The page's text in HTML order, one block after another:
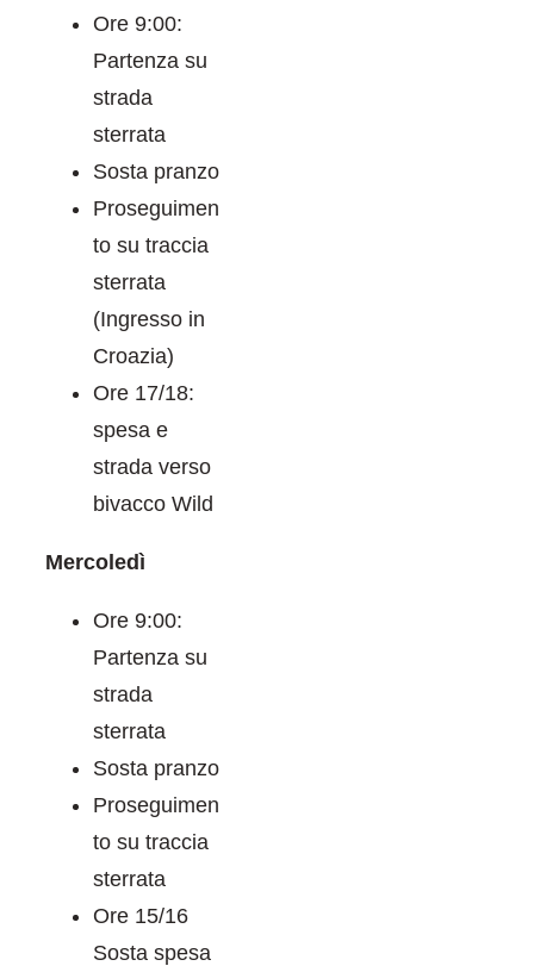
Ore 9:00:
Partenza su
strada
sterrata
Sosta pranzo
Proseguimen
to su traccia
sterrata
(Ingresso in
Croazia)
Ore 17/18:
spesa e
strada verso
bivacco Wild
Mercoledì
Ore 9:00:
Partenza su
strada
sterrata
Sosta pranzo
Proseguimen
to su traccia
sterrata
Ore 15/16
Sosta spesa